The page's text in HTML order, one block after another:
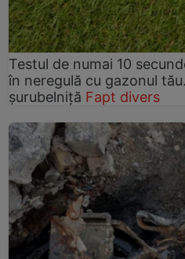
Testul de numai 10
în neregulă cu gazonul
șurubelniță Fapt divers